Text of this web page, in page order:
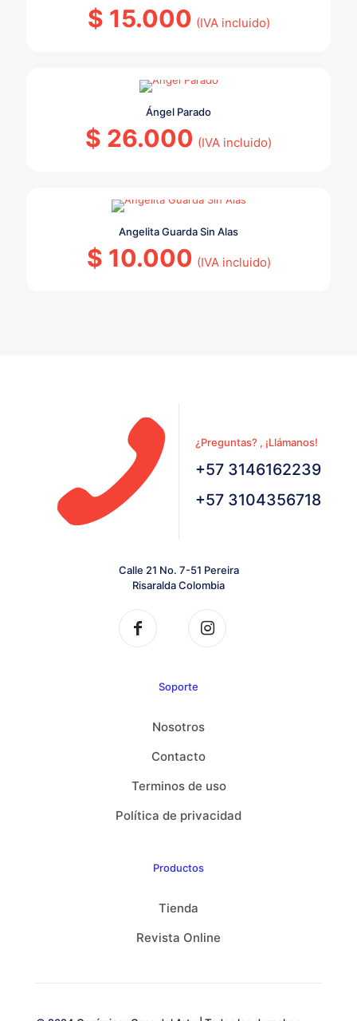
$ 15.000 (IVA incluido)
Ángel Parado
$ 26.000 (IVA incluido)
Angelita Guarda Sin Alas
$ 10.000 (IVA incluido)
¿Preguntas? , ¡Llámanos!
+57 3146162239
+57 3104356718
Calle 21 No. 7-51 Pereira
Risaralda Colombia
Soporte
Nosotros
Contacto
Terminos de uso
Política de privacidad
Productos
Tienda
Revista Online